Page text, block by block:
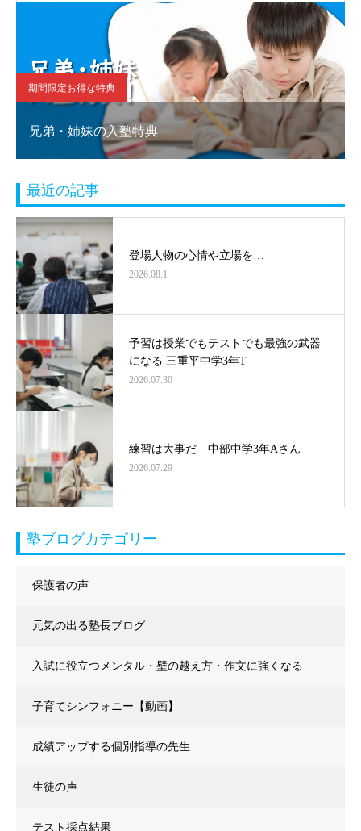
期間限定お得な特典
兄弟・姉妹の入塾特典
最近の記事
登場人物の心情や立場を…
2026.08.1
予習は授業でもテストでも最強の武器
になる 三重平中学3年T
2026.07.30
練習は大事だ 中部中学3年Aさん
2026.07.29
塾ブログカテゴリー
保護者の声
元気の出る塾長ブログ
入試に役立つメンタル・壁の越え方・作文に強くなる
子育てシンフォニー【動画】
成績アップする個別指導の先生
生徒の声
テスト採点結果